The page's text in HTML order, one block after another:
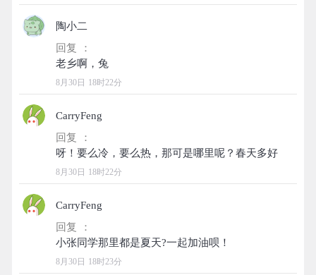
陶小二
回复 ：
8月30日 18时22分
CarryFeng
回复 ：
8月30日 18时22分
CarryFeng
回复 ：
8月30日 18时23分